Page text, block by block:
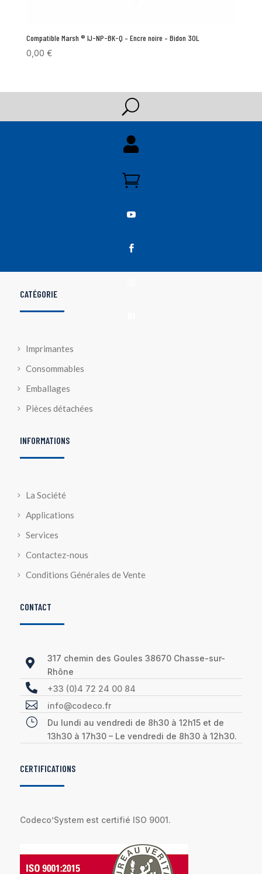
Compatible Marsh ® IJ-NP-BK-Q – Encre noire – Bidon 30L
0,00 €
U




CATÉGORIE
Imprimantes
Consommables
Emballages
Pièces détachées
INFORMATIONS
La Société
Applications
Services
Contactez-nous
Conditions Générales de Vente
CONTACT

317 chemin des Goules 38670 Chasse-sur-
Rhône
 +33 (0)4 72 24 00 84
 info@codeco.fr
}
Du lundi au vendredi de 8h30 à 12h15 et de
13h30 à 17h30 – Le vendredi de 8h30 à 12h30.
CERTIFICATIONS
Codeco’System est certifié ISO 9001.